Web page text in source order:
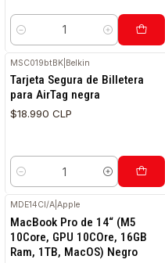
Cantidad
MSC019btBK Belkin
Tarjeta Segura de Billetera
para AirTag negra
$18.990 CLP
Cantidad
MDE14CI/A |Apple
MacBook Pro de 14“ (M5
10Core, GPU 10COre, 16GB
Ram, 1TB, MacOS) Negro